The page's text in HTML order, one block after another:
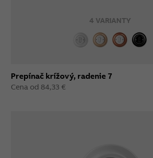
4 VARIANTY
Prepínač krížový, radenie 7
Cena od 84,33 €